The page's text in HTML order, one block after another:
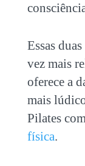
Essas
vez mais
oferece a
mais
Pilates
física.